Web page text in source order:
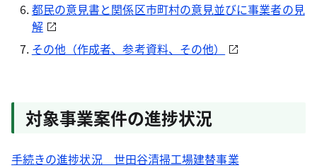
都民の意見書と関係区市町村の意見並びに事業者の見
解
その他（作成者、参考資料、その他）
対象事業案件の進捗状況
手続きの進捗状況 世田谷清掃工場建替事業